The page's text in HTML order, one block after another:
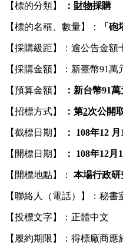
【標的分類】 ： 財物採購
【標的名稱、數量】： 「
【採購級距】：逾公告金
【採購金額】：新臺幣91萬
【預算金額】 ： 新台幣91萬
【招標方式】 ：第2次公開
【截標日期】 ： 108年12
【開標日期】 ： 108年12月
【開標地點】： 本場行政
【聯絡人（電話）】：秘書
【投標文字】：正體中文
【履約期限】：得標廠商應